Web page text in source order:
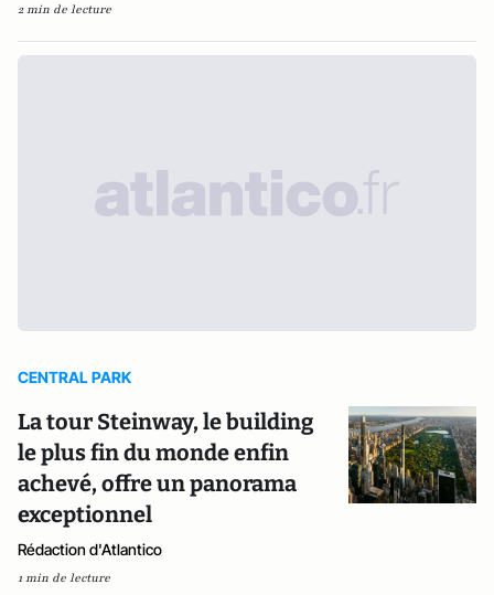
2 min de lecture
CENTRAL PARK
La tour Steinway, le building
le plus fin du monde enfin
achevé, offre un panorama
exceptionnel
Rédaction d'Atlantico
1 min de lecture